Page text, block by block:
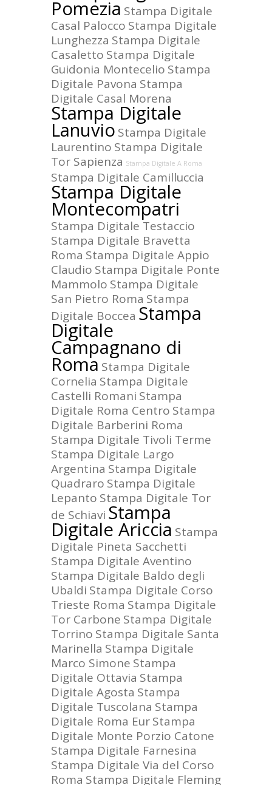
Pomezia Stampa Digitale
Casal Palocco Stampa Digitale
Lunghezza Stampa Digitale
Casaletto Stampa Digitale
Guidonia Montecelio Stampa
Digitale Pavona Stampa
Digitale Casal Morena
Stampa Digitale
Lanuvio Stampa Digitale
Laurentino Stampa Digitale
Tor Sapienza Stampa Digitale A Roma
Stampa Digitale Camilluccia
Stampa Digitale
Montecompatri
Stampa Digitale Testaccio
Stampa Digitale Bravetta
Roma Stampa Digitale Appio
Claudio Stampa Digitale Ponte
Mammolo Stampa Digitale
San Pietro Roma Stampa
Digitale Boccea Stampa
Digitale
Campagnano di
Roma Stampa Digitale
Cornelia Stampa Digitale
Castelli Romani Stampa
Digitale Roma Centro Stampa
Digitale Barberini Roma
Stampa Digitale Tivoli Terme
Stampa Digitale Largo
Argentina Stampa Digitale
Quadraro Stampa Digitale
Lepanto Stampa Digitale Tor
de Schiavi Stampa
Digitale Ariccia Stampa
Digitale Pineta Sacchetti
Stampa Digitale Aventino
Stampa Digitale Baldo degli
Ubaldi Stampa Digitale Corso
Trieste Roma Stampa Digitale
Tor Carbone Stampa Digitale
Torrino Stampa Digitale Santa
Marinella Stampa Digitale
Marco Simone Stampa
Digitale Ottavia Stampa
Digitale Agosta Stampa
Digitale Tuscolana Stampa
Digitale Roma EurStampa
Digitale Monte Porzio Catone
Stampa Digitale Farnesina
Stampa Digitale Via del Corso
Roma Stampa Digitale Fleming